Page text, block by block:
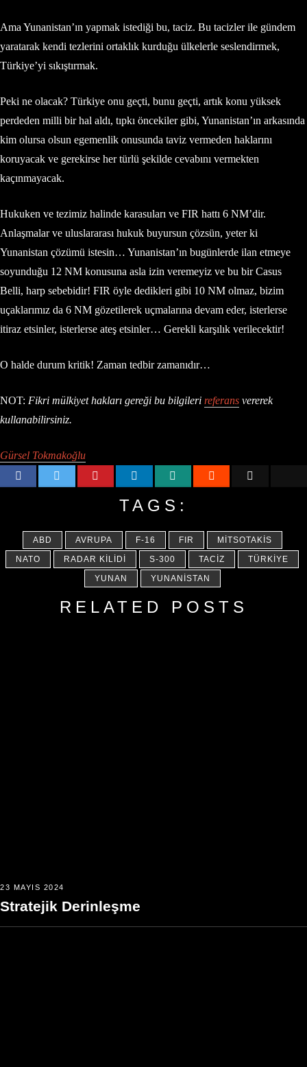
Ama Yunanistan’ın yapmak istediği bu, taciz. Bu tacizler ile gündem
yaratarak kendi tezlerini ortaklık kurduğu ülkelerle seslendirmek,
Türkiye’yi sıkıştırmak.
Peki ne olacak? Türkiye onu geçti, bunu geçti, artık konu yüksek
perdeden milli bir hal aldı, tıpkı öncekiler gibi, Yunanistan’ın arkasında
kim olursa olsun egemenlik onusunda taviz vermeden haklarını
koruyacak ve gerekirse her türlü şekilde cevabını vermekten
kaçınmayacak.
Hukuken ve tezimiz halinde karasuları ve FIR hattı 6 NM’dir.
Anlaşmalar ve uluslararası hukuk buyursun çözsün, yeter ki
Yunanistan çözümü istesin… Yunanistan’ın bugünlerde ilan etmeye
soyunduğu 12 NM konusuna asla izin veremeyiz ve bu bir Casus
Belli, harp sebebidir! FIR öyle dedikleri gibi 10 NM olmaz, bizim
uçaklarımız da 6 NM gözetilerek uçmalarına devam eder, isterlerse
itiraz etsinler, isterlerse ateş etsinler… Gerekli karşılık verilecektir!
O halde durum kritik! Zaman tedbir zamanıdır…
NOT: Fikri mülkiyet hakları gereği bu bilgileri referans vererek
kullanabilirsiniz.
Gürsel Tokmakoğlu
TAGS:
ABD AVRUPA F-16 FIR
MITSOTAKIS
NATO
RADAR KILIDI S-300 TACIZ
TÜRKIYE
YUNAN
YUNANISTAN
RELATED POSTS
23 MAYIS 2024
Stratejik Derinleşme